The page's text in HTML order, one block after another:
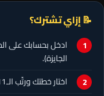
📝 إزاي تشترك؟
ادخل بحسابك على
الجايزة).
اختار خطتك ورتّب الـ11 لاعب اللي متوقّع يبدأوا الماتش.